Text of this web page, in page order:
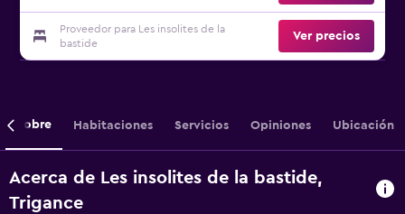
Proveedor para Les insolites de la
bastide
Ver precios
Sobre Habitaciones Servicios Opiniones Ubicación
Acerca de Les insolites de la bastide,
Trigance